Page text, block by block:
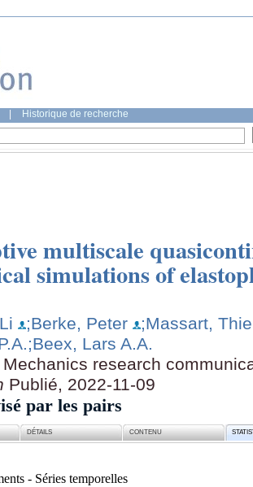
Historique de recherche
multiscale
simulations of
;Berke, Peter
;Massart,
;Beex, Lars A.A.
Mechanics research
Publié, 2022-11-09
par les pairs
DÉTAILS CONTENU